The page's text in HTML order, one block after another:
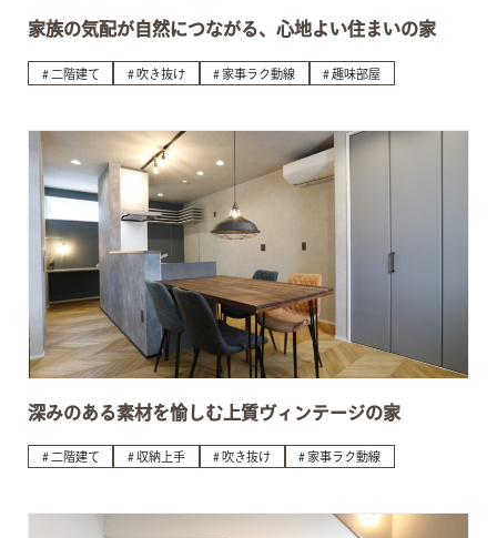
家族の気配が自然につながる、心地よい住まいの家
二階建て 吹き抜け 家事ラク動線 趣味部屋
深みのある素材を愉しむ上質ヴィンテージの家
二階建て 収納上手 吹き抜け 家事ラク動線